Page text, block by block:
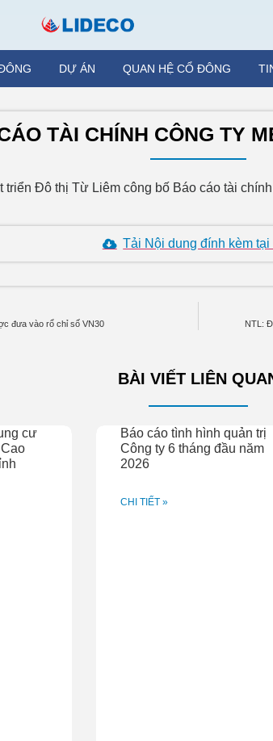
DỰ ÁN QUAN HỆ CỔ ĐÔNG
TÀI CHÍNH CÔNG TY
triển Đô thị Từ Liêm công bố Báo cáo tài
Tải Nội dung đính kèm tại
đưa vào rổ chỉ số VN30 NTL:
BÀI VIẾT LIÊN
cư
Báo cáo tình hình quản trị
Công ty 6 tháng đầu năm
2026
CHI TIẾT »